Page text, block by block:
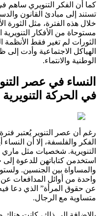
كما أن الفكر التنويري ساهم
تستند إلى مبادئ القانون
خلال هذه الفترة، مثل الثورة
مستوحاة من الأفكار
الثورات لم تغير فقط
الهياكل الاجتماعية وأدت
الوطنية والانتماء.
النساء في عصر
في الحركة التنويرية
رغم أن عصر التنوير يُعتبر
الفكر والفلسفة، إلا أن
التنويرية. شخصيات مثل
استخدمن كتاباتهن للدعوة إلى
والمساواة بين الجنسين.
واحدة من أوائل المدافعات
عن حقوق المرأة” الذي دعا
متساوية مع الرجال.